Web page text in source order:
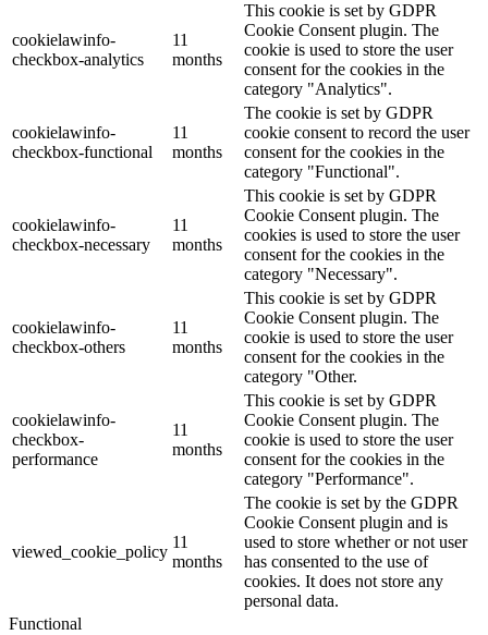
cookielawinfo-
checkbox-analytics
11
months
This cookie is set by GDPR
Cookie Consent plugin. The
cookie is used to store the user
consent for the cookies in the
category "Analytics".
cookielawinfo-
checkbox-functional
11
months
The cookie is set by GDPR
cookie consent to record the user
consent for the cookies in the
category "Functional".
cookielawinfo-
checkbox-necessary
11
months
This cookie is set by GDPR
Cookie Consent plugin. The
cookies is used to store the user
consent for the cookies in the
category "Necessary".
cookielawinfo-
checkbox-others
11
months
This cookie is set by GDPR
Cookie Consent plugin. The
cookie is used to store the user
consent for the cookies in the
category "Other.
cookielawinfo-
checkbox-
performance
11
months
This cookie is set by GDPR
Cookie Consent plugin. The
cookie is used to store the user
consent for the cookies in the
category "Performance".
viewed_cookie_policy
11
months
The cookie is set by the GDPR
Cookie Consent plugin and is
used to store whether or not user
has consented to the use of
cookies. It does not store any
personal data.
Functional